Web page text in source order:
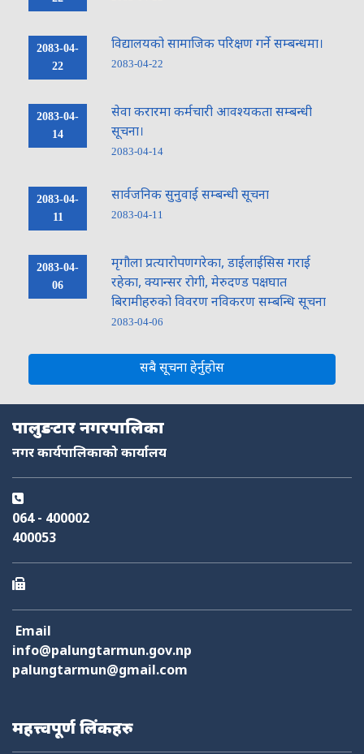
2083-04-
22
विद्यालयको सामाजिक परिक्षण गर्ने सम्बन्धमा।
2083-04-22
2083-04-
14
सेवा करारमा कर्मचारी आवश्यकता सम्बन्धी
सूचना।
2083-04-14
2083-04-
11
सार्वजनिक सुनुवाई सम्बन्धी सूचना
2083-04-11
2083-04-
06
मृगौला प्रत्यारोपणगरेका, डाईलाईसिस गराई
रहेका, क्यान्सर रोगी, मेरुदण्ड पक्षघात
बिरामीहरुको विवरण नविकरण सम्बन्धि सूचना
2083-04-06
सबै सूचना हेर्नुहोस
पालुङटार नगरपालिका
नगर कार्यपालिकाको कार्यालय
064 - 400002
400053
Email
info@palungtarmun.gov.np
palungtarmun@gmail.com
महत्त्वपूर्ण लिंकहरु